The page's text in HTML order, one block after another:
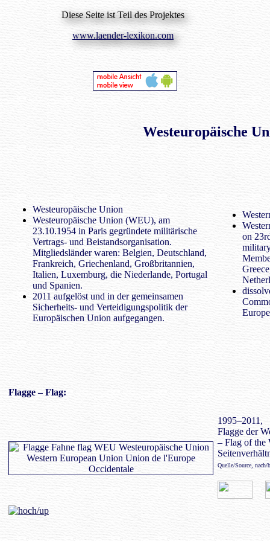
Diese Seite ist Teil des Projektes
www.laender-lexikon.com
Westeuropäische
Westeuropäische Union
Westeuropäische Union (WEU), am
23.10.1954 in Paris gegründete militärische
Vertrags- und Beistandsorganisation.
Mitgliedsländer waren: Belgien, Deutschland,
Frankreich, Griechenland, Großbritannien,
Italien, Luxemburg, die Niederlande, Portugal
und Spanien.
2011 aufgelöst und in der gemeinsamen
Sicherheits- und Verteidigungspolitik der
Europäischen Union aufgegangen.
on
Flagge– Flag:
1995–2011,
Flagge der
– Flag of the
Quelle/Source,